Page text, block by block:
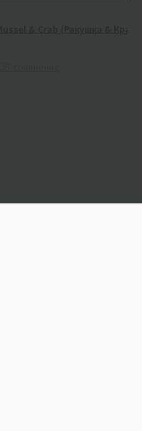
& Crab (Ракушка & Краб)